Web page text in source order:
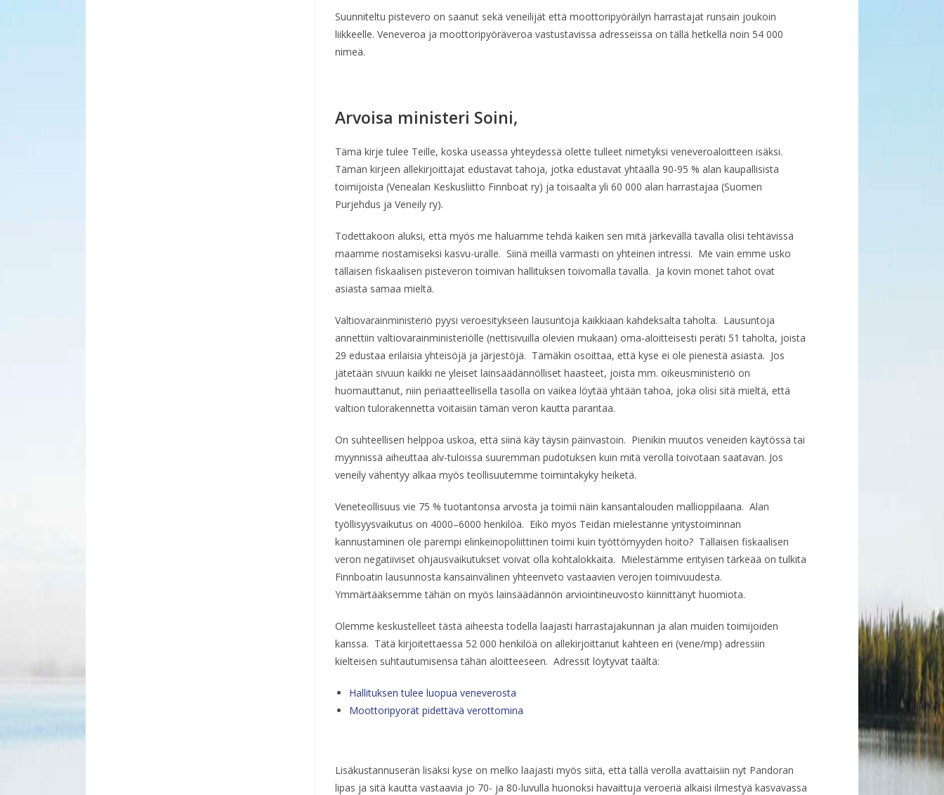
Suunniteltu pistevero on saanut sekä veneilijät että moottoripyöräilyn harrastajat runsain joukoin
liikkeelle. Veneveroa ja moottoripyöräveroa vastustavissa adresseissa on tällä hetkellä noin 54 000
nimeä.
Arvoisa ministeri Soini,
Tämä kirje tulee Teille, koska useassa yhteydessä olette tulleet nimetyksi veneveroaloitteen isäksi.
Tämän kirjeen allekirjoittajat edustavat tahoja, jotka edustavat yhtäällä 90-95 % alan kaupallisista
toimijoista (Venealan Keskusliitto Finnboat ry) ja toisaalta yli 60 000 alan harrastajaa (Suomen
Purjehdus ja Veneily ry).
Todettakoon aluksi, että myös me haluamme tehdä kaiken sen mitä järkevällä tavalla olisi tehtävissä
maamme nostamiseksi kasvu-uralle. Siinä meillä varmasti on yhteinen intressi. Me vain emme usko
tällaisen fiskaalisen pisteveron toimivan hallituksen toivomalla tavalla. Ja kovin monet tahot ovat
asiasta samaa mieltä.
Valtiovarainministeriö pyysi veroesitykseen lausuntoja kaikkiaan kahdeksalta taholta. Lausuntoja
annettiin valtiovarainministeriölle (nettisivuilla olevien mukaan) oma-aloitteisesti peräti 51 taholta, joista
29 edustaa erilaisia yhteisöjä ja järjestöjä. Tämäkin osoittaa, että kyse ei ole pienestä asiasta. Jos
jätetään sivuun kaikki ne yleiset lainsäädännölliset haasteet, joista mm. oikeusministeriö on
huomauttanut, niin periaatteellisella tasolla on vaikea löytää yhtään tahoa, joka olisi sitä mieltä, että
valtion tulorakennetta voitaisiin tämän veron kautta parantaa.
On suhteellisen helppoa uskoa, että siinä käy täysin päinvastoin. Pienikin muutos veneiden käytössä tai
myynnissä aiheuttaa alv-tuloissa suuremman pudotuksen kuin mitä verolla toivotaan saatavan. Jos
veneily vähentyy alkaa myös teollisuutemme toimintakyky heiketä.
Veneteollisuus vie 75 % tuotantonsa arvosta ja toimii näin kansantalouden mallioppilaana. Alan
työllisyysvaikutus on 4000–6000 henkilöä. Eikö myös Teidän mielestänne yritystoiminnan
kannustaminen ole parempi elinkeinopoliittinen toimi kuin työttömyyden hoito? Tällaisen fiskaalisen
veron negatiiviset ohjausvaikutukset voivat olla kohtalokkaita. Mielestämme erityisen tärkeää on tulkita
Finnboatin lausunnosta kansainvälinen yhteenveto vastaavien verojen toimivuudesta.
Ymmärtääksemme tähän on myös lainsäädännön arviointineuvosto kiinnittänyt huomiota.
Olemme keskustelleet tästä aiheesta todella laajasti harrastajakunnan ja alan muiden toimijoiden
kanssa. Tätä kirjoitettaessa 52 000 henkilöä on allekirjoittanut kahteen eri (vene/mp) adressiin
kielteisen suhtautumisensa tähän aloitteeseen. Adressit löytyvät täältä:
Hallituksen tulee luopua veneverosta
Moottoripyorät pidettävä verottomina
Lisäkustannuserän lisäksi kyse on melko laajasti myös siitä, että tällä verolla avattaisiin nyt Pandoran
lipas ja sitä kautta vastaavia jo 70- ja 80-luvulla huonoksi havaittuja veroeriä alkaisi ilmestyä kasvavassa